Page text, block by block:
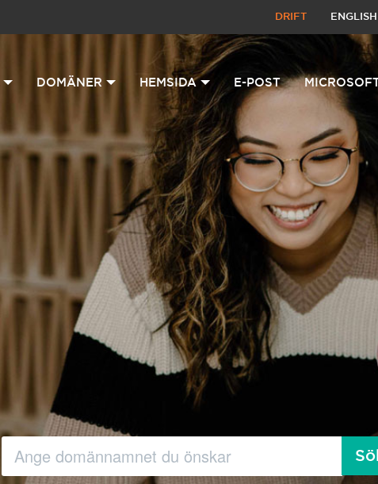
DRIFT ENGLISH
DOMÄNER HEMSIDA E-POST